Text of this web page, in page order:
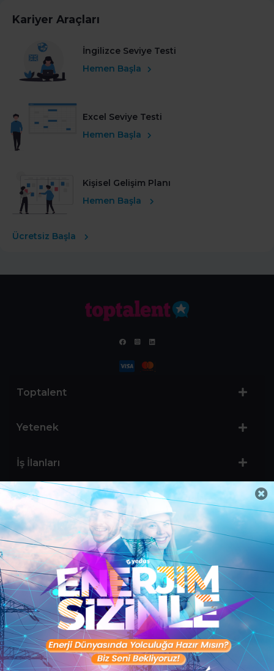
Kariyer Araçları
İngilizce Seviye Testi
Hemen Başla
Excel Seviye Testi
Hemen Başla
Kişisel Gelişim Planı
Hemen Başla
Ücretsiz Başla
Toptalent
Yetenek
İş İlanları
Sertifika Programları
Yetenek Testleri
İşveren
Toptalent Marka ve İnsan Kaynakları Danışmanlığı Limited Şirketi Özel İstihdam Bürosu